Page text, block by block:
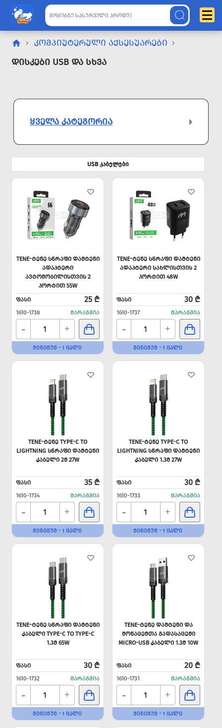
ᲙᲝᲛᲞᲘᲣᲢᲔᲠᲣᲚᲘ ᲐᲥᲡᲔᲡᲣᲐᲠᲔᲑᲘ
Დისკები USB Და Სხვა
ᲧᲕᲔᲚᲐ ᲙᲐᲢᲔᲒᲝᲠᲘᲐ
USB კაბელები
TENE-ᲢᲔᲜᲔ ᲡᲬᲠᲐᲤᲘ ᲓᲐᲛᲢᲔᲜᲘ
ᲐᲓᲐᲞᲢᲔᲠᲘ
ᲐᲕᲢᲝᲛᲝᲑᲘᲚᲘᲡᲗᲕᲘᲡ 2
ᲞᲝᲠᲢᲘᲗ 55W
ᲤᲐᲡᲘ
25 ₾
1610-1738 ᲛᲐᲠᲐᲒᲨᲘᲐ
- +
ᲛᲘᲜᲘᲛᲣᲛ - 1 ᲪᲐᲚᲘ
TENE-ᲢᲔᲜᲔ ᲡᲬᲠᲐᲤᲘ ᲓᲐᲛᲢᲔᲜᲘ
ᲐᲓᲐᲞᲢᲔᲠᲘ ᲡᲐᲮᲚᲘᲡᲗᲕᲘᲡ 2
ᲞᲝᲠᲢᲘᲗ 48W
ᲤᲐᲡᲘ 30 ₾
1610-1737 ᲛᲐᲠᲐᲒᲨᲘᲐ
- +
ᲛᲘᲜᲘᲛᲣᲛ - 1 ᲪᲐᲚᲘ
TENE-ᲢᲔᲜᲔ TYPE-C TO
LIGHTNING ᲡᲬᲠᲐᲤᲘ ᲓᲐᲛᲢᲔᲜᲘ
ᲙᲐᲑᲔᲚᲘ 2Მ 27W
ᲤᲐᲡᲘ 35 ₾
1610-1734 ᲛᲐᲠᲐᲒᲨᲘᲐ
- +
ᲛᲘᲜᲘᲛᲣᲛ - 1 ᲪᲐᲚᲘ
TENE-ᲢᲔᲜᲔ TYPE-C TO
LIGHTNING ᲡᲬᲠᲐᲤᲘ ᲓᲐᲛᲢᲔᲜᲘ
ᲙᲐᲑᲔᲚᲘ 1.3Მ 27W
ᲤᲐᲡᲘ 30 ₾
1610-1733 ᲛᲐᲠᲐᲒᲨᲘᲐ
- +
ᲛᲘᲜᲘᲛᲣᲛ - 1 ᲪᲐᲚᲘ
TENE-ᲢᲔᲜᲔ ᲡᲬᲠᲐᲤᲘ ᲓᲐᲛᲢᲔᲜᲘ
ᲙᲐᲑᲔᲚᲘ TYPE-C TO TYPE-C
1.3Მ 65W
ᲤᲐᲡᲘ 30 ₾
1610-1732 ᲛᲐᲠᲐᲒᲨᲘᲐ
- +
ᲛᲘᲜᲘᲛᲣᲛ - 1 ᲪᲐᲚᲘ
TENE-ᲢᲔᲜᲔ ᲓᲐᲛᲢᲔᲜᲘ ᲓᲐ
ᲛᲝᲜᲐᲪᲔᲛᲗᲐ ᲒᲐᲓᲐᲡᲐᲪᲔᲛᲘ
MICRO-USB ᲙᲐᲑᲔᲚᲘ 1.3Მ 10W
ᲤᲐᲡᲘ 20 ₾
1610-1731 ᲛᲐᲠᲐᲒᲨᲘᲐ
- +
ᲛᲘᲜᲘᲛᲣᲛ - 1 ᲪᲐᲚᲘ